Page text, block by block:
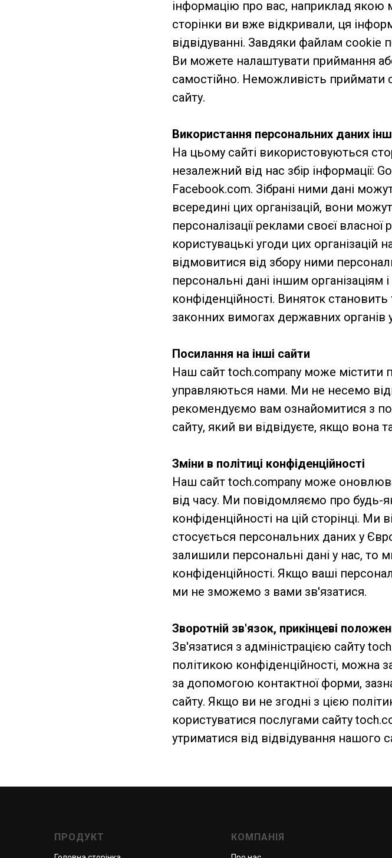
інформацію про вас, наприклад якою
сторінки ви вже відкривали, ця
відвідуванні. Завдяки файлам cookie
Ви можете налаштувати приймання
самостійно. Неможливість
сайту.
Використання персональних даних
На цьому сайті використовуються
незалежний від нас збір інформації:
Facebook.com. Зібрані ними дані
всередині цих організацій, вони
персоналізації реклами своєї
користувацькі угоди цих організацій
відмовитися від збору ними
персональні дані іншим організаціям
конфіденційності. Виняток становить
законних вимогах державних органів
Посилання на інші сайти
Наш сайт toch.company може містити
управляються нами. Ми не несемо
рекомендуємо вам ознайомитися з
сайту, який ви відвідуєте, якщо вона
Зміни в політиці конфіденційності
Наш сайт toch.company може
від часу. Ми повідомляємо про будь-
конфіденційності на цій сторінці.
стосується персональних даних у
залишили персональні дані у нас, то
конфіденційності. Якщо ваші
ми не зможемо з вами зв'язатися.
Зворотній зв'язок, прикінцеві
Зв'язатися з адміністрацією сайту
політикою конфіденційності, можна
за допомогою контактної форми,
сайту. Якщо ви не згодні з цією
користуватися послугами сайту
утриматися від відвідування нашого
ПРОДУКТ КОМПАНІЯ